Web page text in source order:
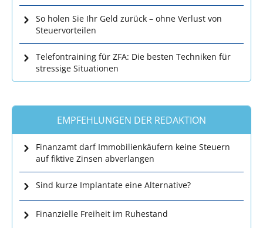
So holen Sie Ihr Geld zurück – ohne Verlust von
Steuervorteilen
Telefontraining für ZFA: Die besten Techniken für
stressige Situationen
EMPFEHLUNGEN DER REDAKTION
Finanzamt darf Immobilienkäufern keine Steuern
auf fiktive Zinsen abverlangen
Sind kurze Implantate eine Alternative?
Finanzielle Freiheit im Ruhestand